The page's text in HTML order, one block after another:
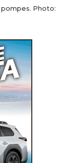
pompes. Photo: